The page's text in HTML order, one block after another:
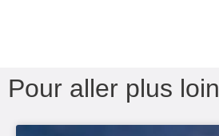
Pour aller plus loin